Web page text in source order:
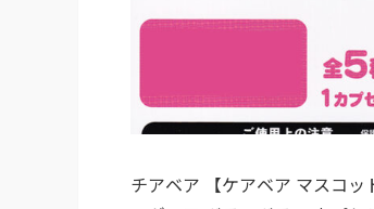
チアベア 【ケアベア マスコッ